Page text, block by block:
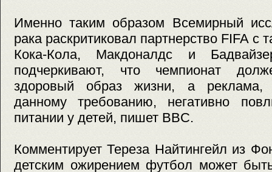
Именно таким образом Всемирный
рака раскритиковал партнерство FIFA с
Кока-Кола, Макдоналдс и
подчеркивают, что чемпионат
здоровый образ жизни, а реклама,
данному требованию, негативно
питании у детей, пишет BBC.
Комментирует Тереза Найтингейл из
детским ожирением футбол может